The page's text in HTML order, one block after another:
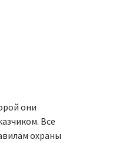
они
Все
охраны